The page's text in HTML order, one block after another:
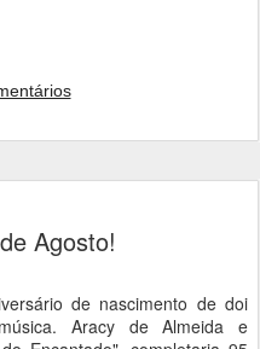
Agosto!
de nascimento de doi
Aracy de Almeida e